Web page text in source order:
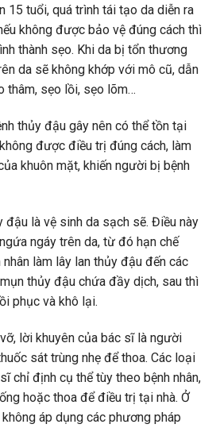
15 tuổi, quá trình tái tạo da diễn ra
không được bảo vệ đúng cách thì
thành sẹo. Khi da bị tổn thương
da sẽ không khớp với mô cũ, dẫn
thâm, sẹo lồi, sẹo lõm…
thủy đậu gây nên có thể tồn tại
được điều trị đúng cách, làm
khuôn mặt, khiến người bị bệnh
đậu là vệ sinh da sạch sẽ. Điều này
ngáy trên da, từ đó hạn chế
làm lây lan thủy đậu đến các
thủy đậu chứa đầy dịch, sau thì
phục và khô lại.
lời khuyên của bác sĩ là người
sát trùng nhẹ để thoa. Các loại
chỉ định cụ thể tùy theo bệnh nhân,
hoặc thoa để điều trị tại nhà. Ở
áp dụng các phương pháp